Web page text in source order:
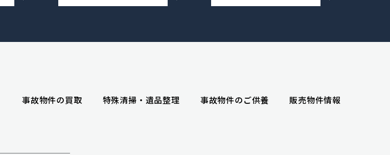
事故物件の買取 特殊清掃・遺品整理 事故物件のご供養 販売物件情報